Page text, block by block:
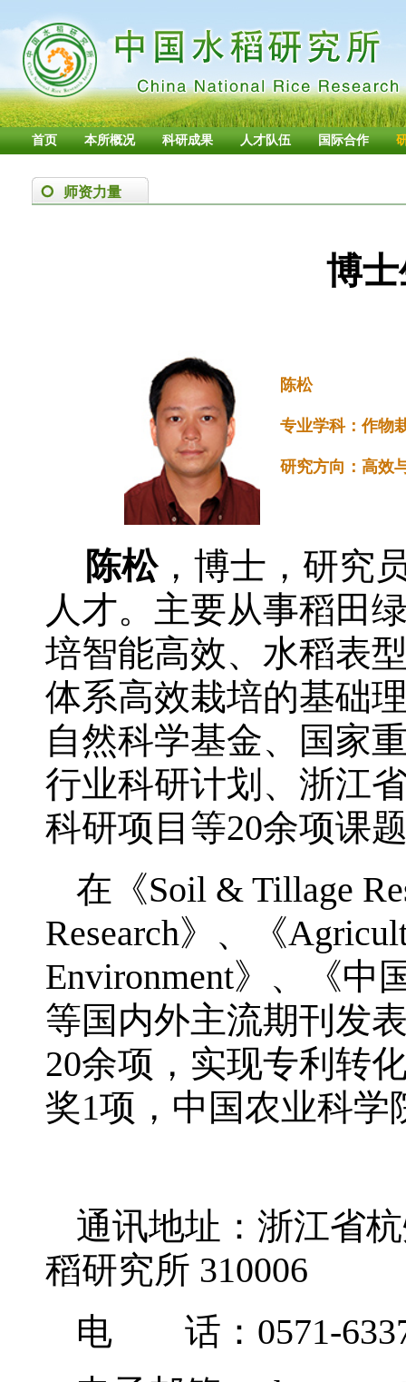
首页 本所概况 科研成果 人才队伍 国际合作
师资力量
博
陈松
专业学科：作物
研究方向：高效
陈松，博士，研究
人才。主要从事稻田
培智能高效、水稻表
体系高效栽培的基础
自然科学基金、国家
行业科研计划、浙江
科研项目等20余项课
在《Soil & Tillage
Research》、《
Environment》、《中
等国内外主流期刊发
20余项，实现专利转
奖1项，中国农业科学
通讯地址：浙江省
稻研究所 310006
电 话：0571-